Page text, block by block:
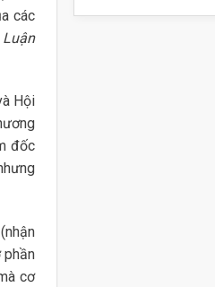
các
Luận
Hội
đốc
phần
cơ